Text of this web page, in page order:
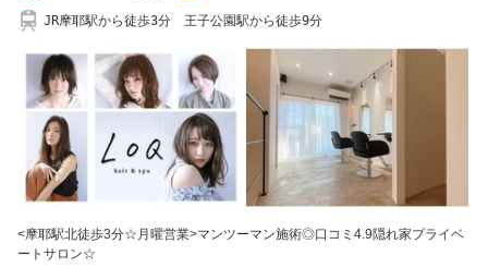
JR摩耶駅から徒歩3分 王子公園駅から徒歩9分
<摩耶駅北徒歩3分☆月曜営業>マンツーマン施術◎口コミ4.9隠れ家プライベ
ートサロン☆